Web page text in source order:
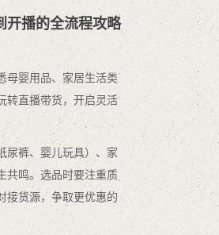
开播的全流程攻略
母婴用品、家居生活类
转直播带货，开启灵活
尿裤、婴儿玩具）、家
共鸣。选品时要注重质
接货源，争取更优惠的